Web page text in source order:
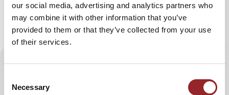
our social media, advertising and analytics partners who
may combine it with other information that you’ve
provided to them or that they’ve collected from your use
of their services.
Selection
Necessary
Die Präsentation des Buchs fand am Rande einer
exklusiven Reise nach New York statt, die mit etwa 50 teils
internationalen Gästen und Teilnehmern im Rahmen der
„Salesleaders“ organisiert wurde. Andreas Buhr wurde
veranstalteten sie die „World SalesLeaders by Scheelen“.
Ferner konnten für dieses Top-Event 5 Sterne Redner